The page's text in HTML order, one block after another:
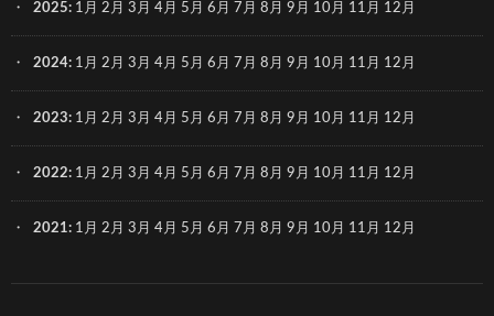
2025: 1月 2月 3月 4月 5月 6月 7月 8月 9月 10月 11月 12月
2024: 1月 2月 3月 4月 5月 6月 7月 8月 9月 10月 11月 12月
2023: 1月 2月 3月 4月 5月 6月 7月 8月 9月 10月 11月 12月
2022: 1月 2月 3月 4月 5月 6月 7月 8月 9月 10月 11月 12月
2021: 1月 2月 3月 4月 5月 6月 7月 8月 9月 10月 11月 12月